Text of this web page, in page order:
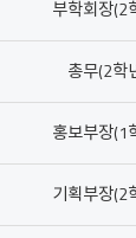
부학회장(2
총무(2학
홍보부장(1
기획부장(2